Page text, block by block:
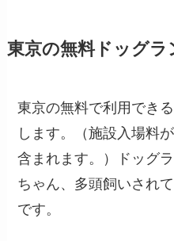
東京の無料ドッグラ
東京の無料で利用でき
します。（施設入場料
含まれます。）ドッグ
ちゃん、多頭飼いされ
です。